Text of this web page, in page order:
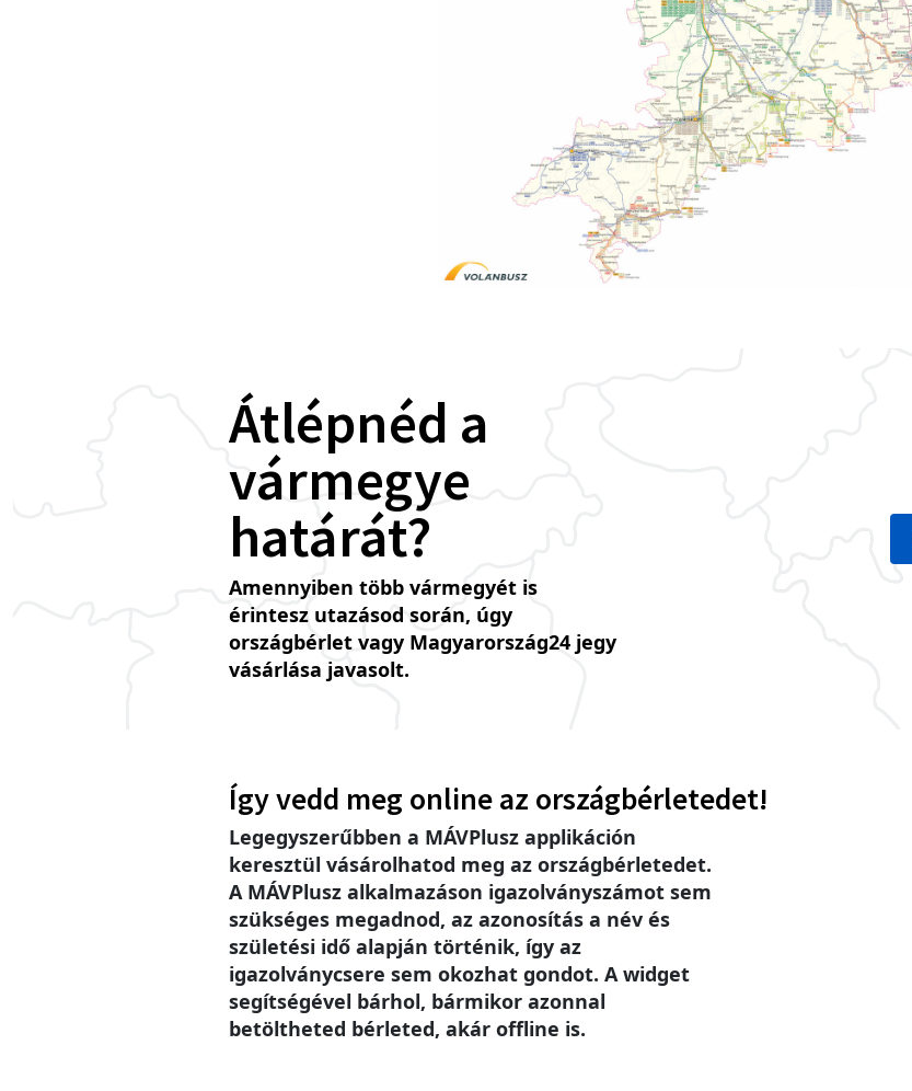
Átlépnéd a
vármegye
határát?
Amennyiben több vármegyét is
érintesz utazásod során, úgy
országbérlet vagy Magyarország24 jegy
vásárlása javasolt.
Így vedd meg online az országbérletedet!
Legegyszerűbben a MÁVPlusz applikáción
keresztül vásárolhatod meg az országbérletedet.
A MÁVPlusz alkalmazáson igazolványszámot sem
szükséges megadnod, az azonosítás a név és
születési idő alapján történik, így az
igazolványcsere sem okozhat gondot. A widget
segítségével bárhol, bármikor azonnal
betöltheted bérleted, akár offline is.